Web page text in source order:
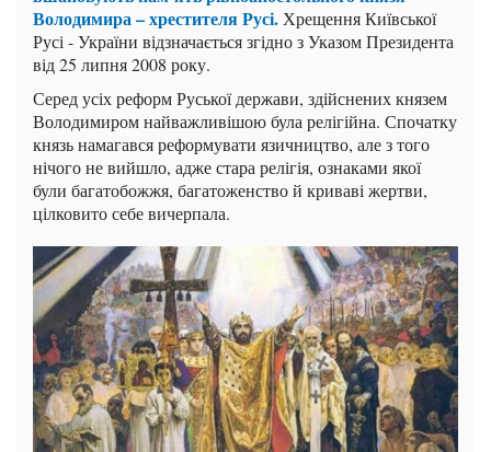
Володимира – хрестителя Русі. Хрещення Київської
Русі - України відзначається згідно з Указом Президента
від 25 липня 2008 року.
Серед усіх реформ Руської держави, здійснених князем
Володимиром найважливішою була релігійна. Спочатку
князь намагався реформувати язичництво, але з того
нічого не вийшло, адже стара релігія, ознаками якої
були багатобожжя, багатоженство й криваві жертви,
цілковито себе вичерпала.